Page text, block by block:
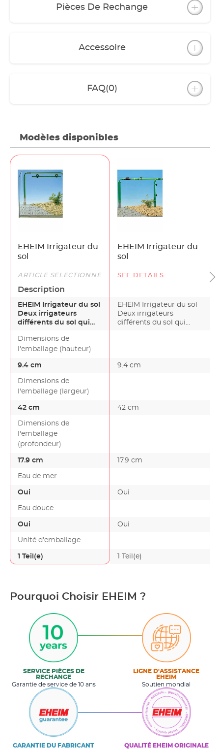
Pièces De Rechange
Accessoire
FAQ(0)
Modèles disponibles
EHEIM Irrigateur du
sol
EHEIM Irrigateur du
sol
ARTICLE SÉLECTIONNÉ SEE DETAILS
Description
EHEIM Irrigateur du sol
Deux irrigateurs
différents du sol qui
EHEIM Irrigateur du sol
Deux irrigateurs
différents du sol qui
Dimensions de
l'emballage (hauteur)
9.4 cm 9.4 cm
Dimensions de
l'emballage (largeur)
42 cm 42 cm
Dimensions de
l'emballage
(profondeur)
17.9 cm 17.9 cm
Eau de mer
Oui Oui
Eau douce
Oui Oui
Unité d'emballage
1 Teil(e) 1 Teil(e)
Pourquoi Choisir EHEIM ?
SERVICE PIÈCES DE
RECHANGE
Garantie de service de 10 ans
LIGNE D'ASSISTANCE
EHEIM
Soutien mondial
GARANTIE DU FABRICANT
QUALITÉ EHEIM ORIGINALE